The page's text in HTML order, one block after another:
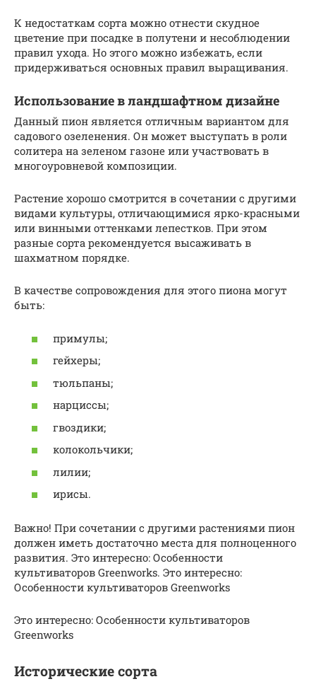
К недостаткам сорта можно отнести скудное
цветение при посадке в полутени и несоблюдении
правил ухода. Но этого можно избежать, если
придерживаться основных правил выращивания.
Использование в ландшафтном дизайне
Данный пион является отличным вариантом для
садового озеленения. Он может выступать в роли
солитера на зеленом газоне или участвовать в
многоуровневой композиции.
Растение хорошо смотрится в сочетании с другими
видами культуры, отличающимися ярко-красными
или винными оттенками лепестков. При этом
разные сорта рекомендуется высаживать в
шахматном порядке.
В качестве сопровождения для этого пиона могут
быть:
примулы;
гейхеры;
тюльпаны;
нарциссы;
гвоздики;
колокольчики;
лилии;
ирисы.
Важно! При сочетании с другими растениями пион
должен иметь достаточно места для полноценного
развития. Это интересно: Особенности
культиваторов Greenworks. Это интересно:
Особенности культиваторов Greenworks
Это интересно: Особенности культиваторов
Greenworks
Исторические сорта